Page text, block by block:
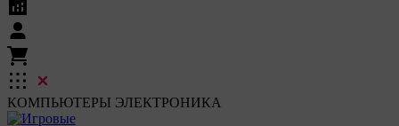
КОМПЬЮТЕРЫ ЭЛЕКТРОНИКА